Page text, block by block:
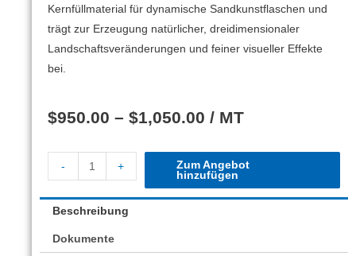
Kernfüllmaterial für dynamische Sandkunstflaschen und
trägt zur Erzeugung natürlicher, dreidimensionaler
Landschaftsveränderungen und feiner visueller Effekte
bei.
$950.00 – $1,050.00 / MT
- +
Zum Angebot
hinzufügen
Beschreibung
Dokumente